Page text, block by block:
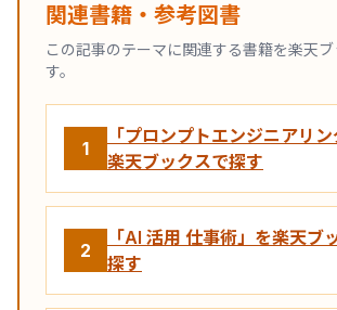
関連書籍・参考図書
この記事のテーマに関連する書籍を楽天
す。
1
「プロンプトエンジニアリ
楽天ブックスで探す
2
「AI 活用 仕事術」を楽天ブ
探す